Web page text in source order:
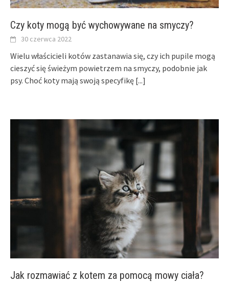
Czy koty mogą być wychowywane na smyczy?
30 czerwca 2022
Wielu właścicieli kotów zastanawia się, czy ich pupile mogą
cieszyć się świeżym powietrzem na smyczy, podobnie jak
psy. Choć koty mają swoją specyfikę [...]
Jak rozmawiać z kotem za pomocą mowy ciała?